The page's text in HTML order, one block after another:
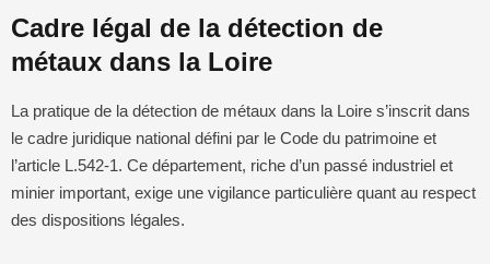
Cadre légal de la détection de
métaux dans la Loire
La pratique de la détection de métaux dans la Loire s’inscrit dans
le cadre juridique national défini par le Code du patrimoine et
l’article L.542-1. Ce département, riche d’un passé industriel et
minier important, exige une vigilance particulière quant au respect
des dispositions légales.